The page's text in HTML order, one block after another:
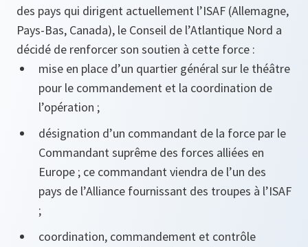
des pays qui dirigent actuellement l’ISAF (Allemagne,
Pays-Bas, Canada), le Conseil de l’Atlantique Nord a
décidé de renforcer son soutien à cette force :
mise en place d’un quartier général sur le théâtre
pour le commandement et la coordination de
l’opération ;
désignation d’un commandant de la force par le
Commandant suprême des forces alliées en
Europe ; ce commandant viendra de l’un des
pays de l’Alliance fournissant des troupes à l’ISAF
;
coordination, commandement et contrôle